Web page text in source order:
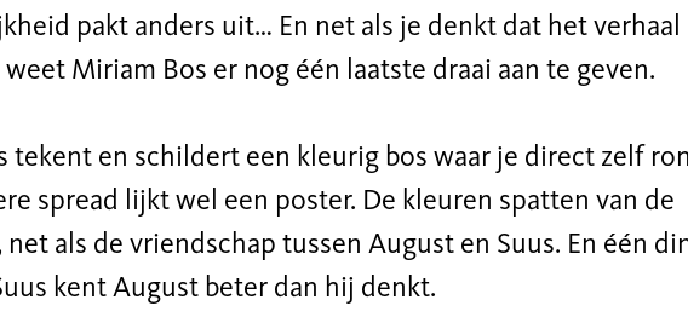
pakt anders uit… En net als je denkt dat het verhaal
Miriam Bos er nog één laatste draai aan te geven.
tekent en schildert een kleurig bos waar je direct zelf
spread lijkt wel een poster. De kleuren spatten van de
als de vriendschap tussen August en Suus. En één
kent August beter dan hij denkt.